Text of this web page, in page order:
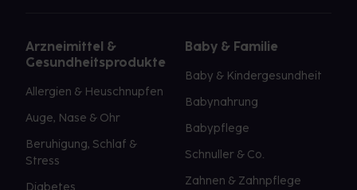
Arzneimittel &
Gesundheitsprodukte
Allergien & Heuschnupfen
Auge, Nase & Ohr
Beruhigung, Schlaf &
Stress
Baby & Familie
Baby & Kindergesundheit
Babynahrung
Babypflege
Schnuller & Co.
Zahnen & Zahnpflege